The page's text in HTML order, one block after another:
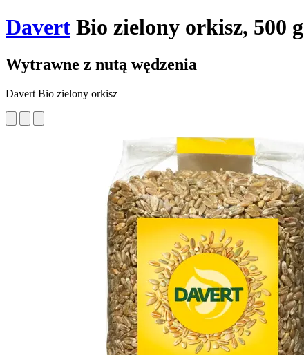
Davert Bio zielony orkisz, 500 g
Wytrawne z nutą wędzenia
Davert Bio zielony orkisz